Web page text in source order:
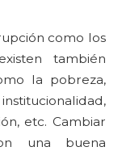
como los
también
la pobreza,
etc. Cambiar
una buena